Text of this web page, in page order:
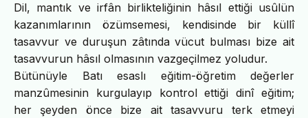
Dil, mantık ve irfân birlikteliğinin hâsıl ettiği usûlün
kazanımlarının özümsemesi, kendisinde bir küllî
tasavvur ve duruşun zâtında vücut bulması bize ait
tasavvurun hâsıl olmasının vazgeçilmez yoludur.
Bütünüyle Batı esaslı eğitim-öğretim değerler
manzûmesinin kurgulayıp kontrol ettiği dinî eğitim;
her şeyden önce bize ait tasavvuru terk etmeyi